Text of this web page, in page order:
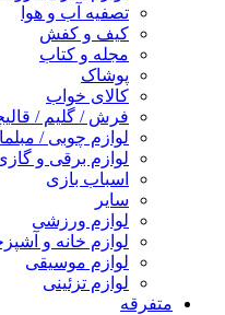
تصفیه آب و هوا
کیف و کفش
مجله و کتاب
پوشاک
کالای خواب
فرش / گلیم / قالیچه
لوازم چوبی / مبلمان
لوازم برقی و گازی
اسباب بازی
سایر
لوازم ورزشی
لوازم خانه و آشپزخانه
لوازم موسیقی
لوازم تزئینی
متفرقه